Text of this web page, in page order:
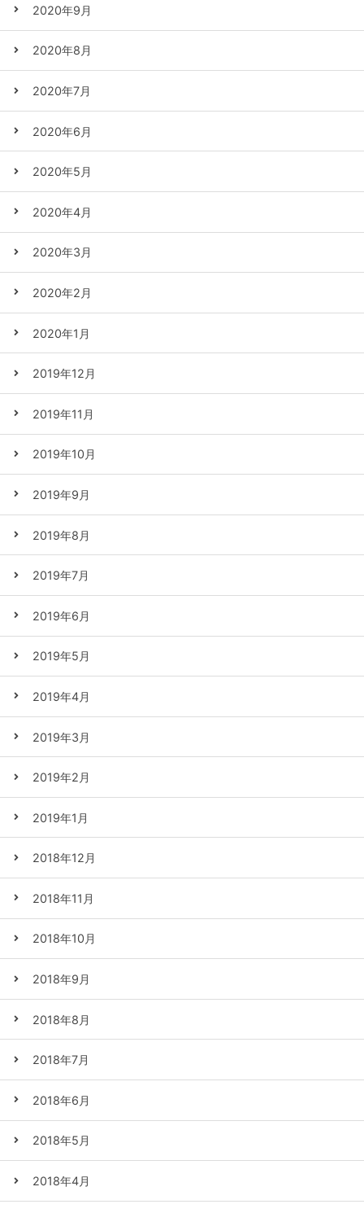
2020年9月
2020年8月
2020年7月
2020年6月
2020年5月
2020年4月
2020年3月
2020年2月
2020年1月
2019年12月
2019年11月
2019年10月
2019年9月
2019年8月
2019年7月
2019年6月
2019年5月
2019年4月
2019年3月
2019年2月
2019年1月
2018年12月
2018年11月
2018年10月
2018年9月
2018年8月
2018年7月
2018年6月
2018年5月
2018年4月